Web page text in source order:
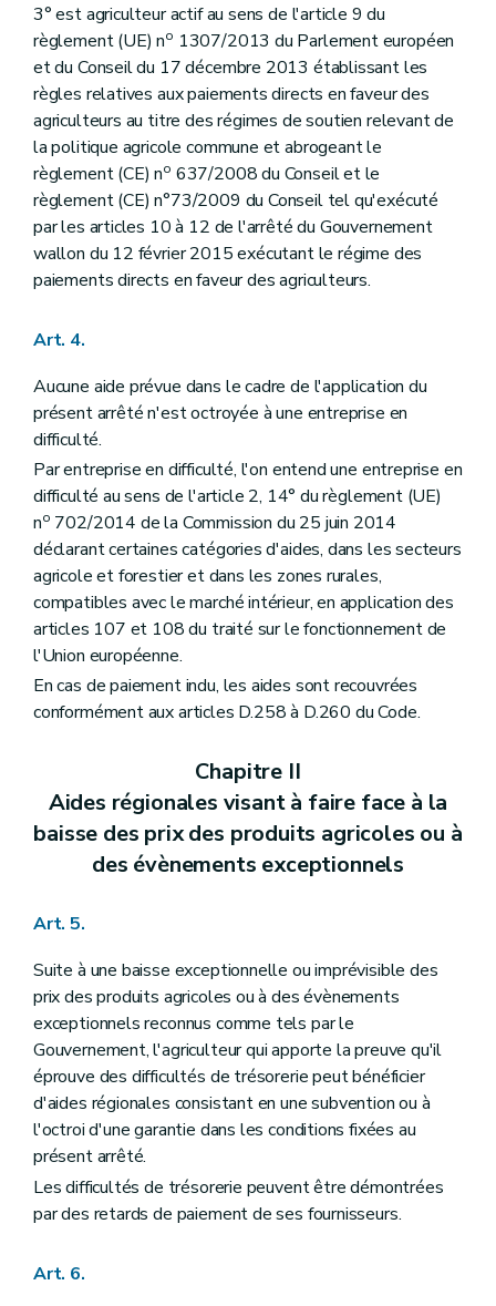
3° est agriculteur actif au sens de l'article 9 du
règlement (UE) no 1307/2013 du Parlement européen
et du Conseil du 17 décembre 2013 établissant les
règles relatives aux paiements directs en faveur des
agriculteurs au titre des régimes de soutien relevant de
la politique agricole commune et abrogeant le
règlement (CE) no 637/2008 du Conseil et le
règlement (CE) n°73/2009 du Conseil tel qu'exécuté
par les articles 10 à 12 de l'arrêté du Gouvernement
wallon du 12 février 2015 exécutant le régime des
paiements directs en faveur des agriculteurs.
Art. 4.
Aucune aide prévue dans le cadre de l'application du
présent arrêté n'est octroyée à une entreprise en
difficulté.
Par entreprise en difficulté, l'on entend une entreprise en
difficulté au sens de l'article 2, 14° du règlement (UE)
no 702/2014 de la Commission du 25 juin 2014
déclarant certaines catégories d'aides, dans les secteurs
agricole et forestier et dans les zones rurales,
compatibles avec le marché intérieur, en application des
articles 107 et 108 du traité sur le fonctionnement de
l'Union européenne.
En cas de paiement indu, les aides sont recouvrées
conformément aux articles D.258 à D.260 du Code.
Chapitre II
Aides régionales visant à faire face à la
baisse des prix des produits agricoles ou à
des évènements exceptionnels
Art. 5.
Suite à une baisse exceptionnelle ou imprévisible des
prix des produits agricoles ou à des évènements
exceptionnels reconnus comme tels par le
Gouvernement, l'agriculteur qui apporte la preuve qu'il
éprouve des difficultés de trésorerie peut bénéficier
d'aides régionales consistant en une subvention ou à
l'octroi d'une garantie dans les conditions fixées au
présent arrêté.
Les difficultés de trésorerie peuvent être démontrées
par des retards de paiement de ses fournisseurs.
Art. 6.